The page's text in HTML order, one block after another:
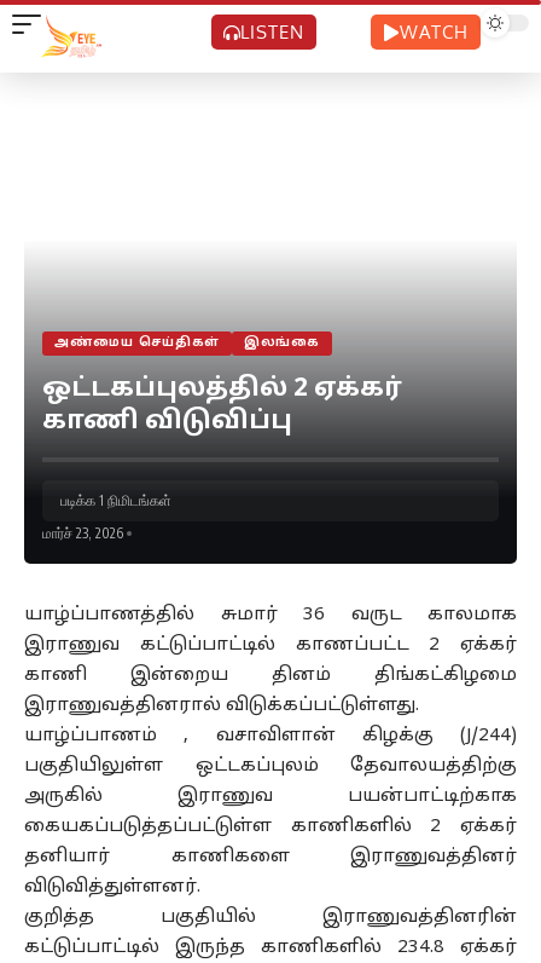
LISTEN WATCH
அண்மைய செய்திகள் இலங்கை
ஒட்டகப்புலத்தில் 2 ஏக்கர்
காணி விடுவிப்பு
மார்ச் 23, 2026
படிக்க 1 நிமிடங்கள்
யாழ்ப்பாணத்தில் சுமார் 36 வருட காலமாக
இராணுவ கட்டுப்பாட்டில் காணப்பட்ட 2 ஏக்கர்
காணி இன்றைய தினம் திங்கட்கிழமை
இராணுவத்தினரால் விடுக்கப்பட்டுள்ளது.
யாழ்ப்பாணம் , வசாவிளான் கிழக்கு (J/244)
பகுதியிலுள்ள ஒட்டகப்புலம் தேவாலயத்திற்கு
அருகில் இராணுவ பயன்பாட்டிற்காக
கையகப்படுத்தப்பட்டுள்ள காணிகளில் 2 ஏக்கர்
தனியார் காணிகளை இராணுவத்தினர்
விடுவித்துள்ளனர்.
குறித்த பகுதியில் இராணுவத்தினரின்
கட்டுப்பாட்டில் இருந்த காணிகளில் 234.8 ஏக்கர்